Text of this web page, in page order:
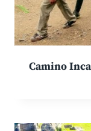
Camino Inca